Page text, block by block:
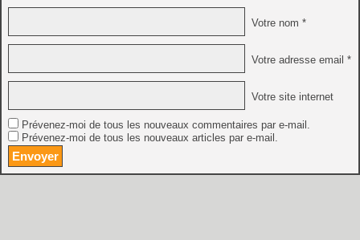
Votre nom *
Votre adresse email *
Votre site internet
Prévenez-moi de tous les nouveaux commentaires par e-mail.
Prévenez-moi de tous les nouveaux articles par e-mail.